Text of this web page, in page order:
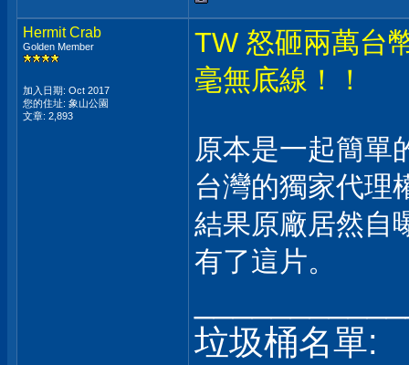
Hermit Crab
Golden Member
加入日期: Oct 2017
您的住址: 象山公園
文章: 2,893
TW 怒砸兩萬台
毫無底線！！
原本是一起簡單
台灣的獨家代理
結果原廠居然自
有了這片。
垃圾桶名單: